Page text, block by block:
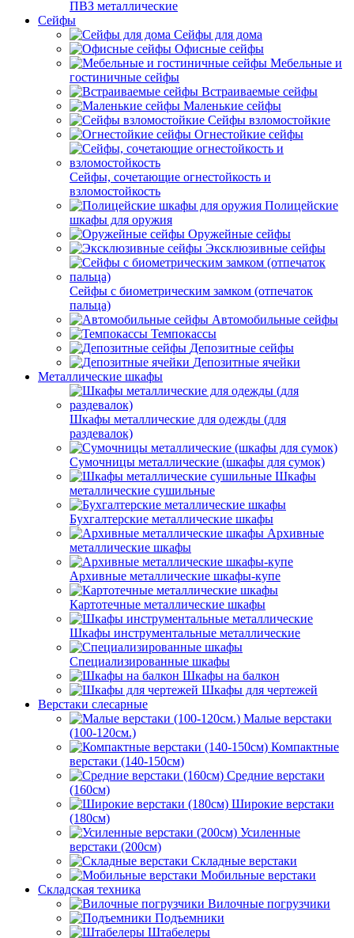
ПВЗ металлические
Сейфы
Сейфы для дома
Офисные сейфы
Мебельные и
гостиничные сейфы
Встраиваемые сейфы
Маленькие сейфы
Сейфы взломостойкие
Огнестойкие сейфы
Сейфы, сочетающие огнестойкость и
взломостойкость
Полицейские
шкафы для оружия
Оружейные сейфы
Эксклюзивные сейфы
Сейфы с биометрическим замком (отпечаток
пальца)
Автомобильные сейфы
Темпокассы
Депозитные сейфы
Депозитные ячейки
Металлические шкафы
Шкафы металлические для одежды (для
раздевалок)
Сумочницы металлические (шкафы для сумок)
Шкафы
металлические сушильные
Бухгалтерские металлические шкафы
Архивные
металлические шкафы
Архивные металлические шкафы-купе
Картотечные металлические шкафы
Шкафы инструментальные металлические
Специализированные шкафы
Шкафы на балкон
Шкафы для чертежей
Верстаки слесарные
Малые верстаки
(100-120см.)
Компактные
верстаки (140-150см)
Средние верстаки
(160см)
Широкие верстаки
(180см)
Усиленные
верстаки (200см)
Складные верстаки
Мобильные верстаки
Складская техника
Вилочные погрузчики
Подъемники
Штабелеры